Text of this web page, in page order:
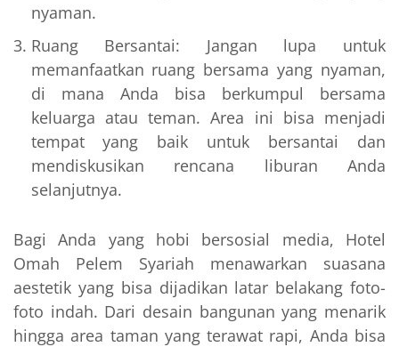
nyaman.
Ruang Bersantai: Jangan lupa untuk
memanfaatkan ruang bersama yang nyaman,
di mana Anda bisa berkumpul bersama
keluarga atau teman. Area ini bisa menjadi
tempat yang baik untuk bersantai dan
mendiskusikan rencana liburan Anda
selanjutnya.
Bagi Anda yang hobi bersosial media, Hotel
Omah Pelem Syariah menawarkan suasana
aestetik yang bisa dijadikan latar belakang foto-
foto indah. Dari desain bangunan yang menarik
hingga area taman yang terawat rapi, Anda bisa